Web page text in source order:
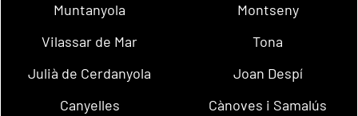
Muntanyola
Montseny
Vilassar de Mar
Tona
Julià de Cerdanyola
Joan Despí
Canyelles
Cànoves i Samalús